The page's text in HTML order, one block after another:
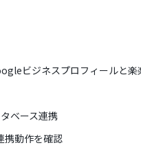
ビジネスプロフィールと楽
ベース連携
携動作を確認